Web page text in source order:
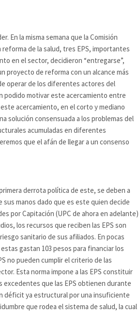
En la misma semana que la Comisión
de la salud, tres EPS, importantes
en el sector, decidieron “entregarse”,
proyecto de reforma con un alcance más
operar de los diferentes actores del
podido motivar este acercamiento entre
acercamiento, en el corto y mediano
solución consensuada a los problemas del
acumuladas en diferentes
que el afán de llegar a un consenso
derrota política de este, se deben a
manos dado que es este quien decide
por Capitación (UPC de ahora en adelante)
los recursos que reciben las EPS son
sanitario de sus afiliados. En pocas
gastan 103 pesos para financiar los
no pueden cumplir el criterio de las
Esta norma impone a las EPS constituir
excedentes que las EPS obtienen durante
déficit ya estructural por una insuficiente
que rodea el sistema de salud, la cual